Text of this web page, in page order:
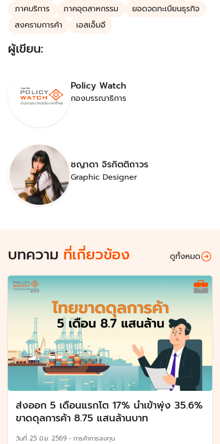
ภาคบริการ
ภาคอุตสาหกรรม
ยอดจดทะเบียนธุรกิจ
สงครามการค้า
เอสเอ็มอี
ผู้เขียน:
Policy Watch
กองบรรณาธิการ
ชญาดา จิรกิตติถาวร
Graphic Designer
บทความ ที่เกี่ยวข้อง ดูทั้งหมด
ส่งออก 5 เดือนแรกโต 17% นำเข้าพุ่ง 35.6%
ขาดดุลการค้า 8.75 แสนล้านบาท
วันที่ 25 มิ.ย. 2569 • การค้าการลงทุน